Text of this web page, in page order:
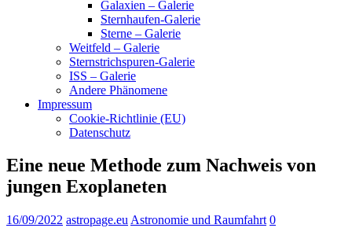
Galaxien – Galerie
Sternhaufen-Galerie
Sterne – Galerie
Weitfeld – Galerie
Sternstrichspuren-Galerie
ISS – Galerie
Andere Phänomene
Impressum
Cookie-Richtlinie (EU)
Datenschutz
Eine neue Methode zum Nachweis von
jungen Exoplaneten
16/09/2022 astropage.eu Astronomie und Raumfahrt 0